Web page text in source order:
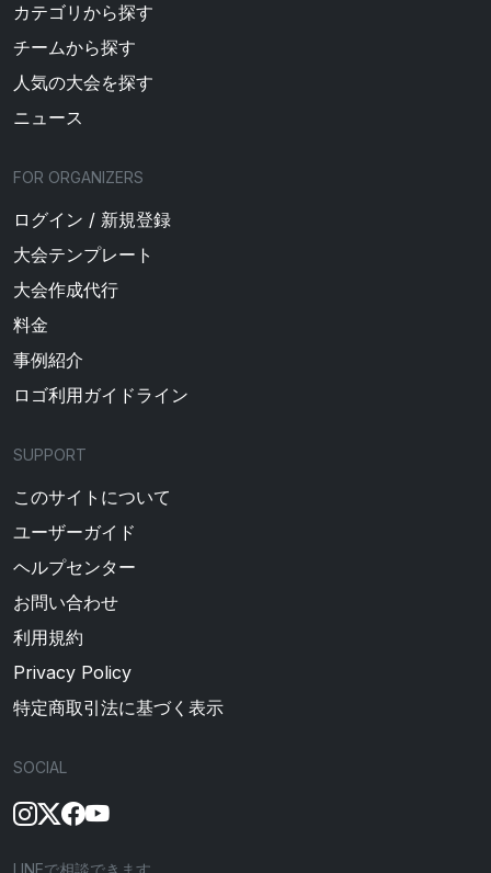
カテゴリから探す
チームから探す
人気の大会を探す
ニュース
FOR ORGANIZERS
ログイン / 新規登録
大会テンプレート
大会作成代行
料金
事例紹介
ロゴ利用ガイドライン
SUPPORT
このサイトについて
ユーザーガイド
ヘルプセンター
お問い合わせ
利用規約
Privacy Policy
特定商取引法に基づく表示
SOCIAL
LINEで相談できます